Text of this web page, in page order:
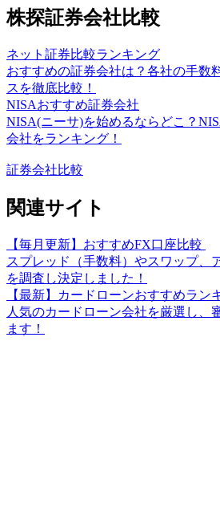
株探証券会社比較
ネット証券比較ランキング
おすすめの証券会社は？各社の手数
スを徹底比較！
NISAおすすめ証券会社
NISA(ニーサ)を始めるならどこ？
会社をランキング！
証券会社比較
関連サイト
【毎月更新】おすすめFX口座比較
スプレッド（手数料）やスワップ、
を調査し決定しました！
【最新】カードローンおすすめラン
人気のカードローン会社を厳選し、
ます！